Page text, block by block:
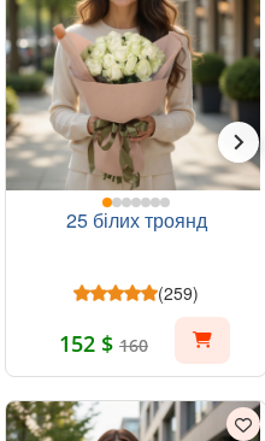
25 білих троянд
(259)
152 $ 160